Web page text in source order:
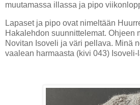
muutamassa illassa ja pipo
Lapaset ja pipo ovat nimeltään
Hakalehdon suunnittelemat. Ohjeen
Novitan Isoveli ja väri pellava. Minä
vaalean harmaasta (kivi 043) Isoveli-